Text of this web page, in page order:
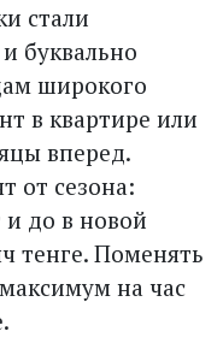
стали
буквально
широкого
в квартире или
вперед.
от сезона:
и до в новой
тенге. Поменять
на час